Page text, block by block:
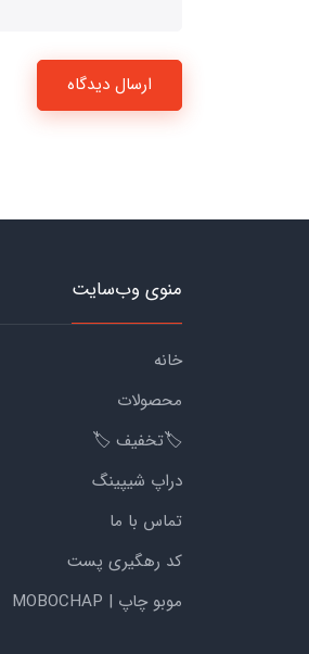
ارسال دیدگاه
منوی وب‌سایت
خانه
محصولات
🏷️تخفیف 🏷️
دراپ شیپینگ
تماس با ما
کد رهگیری پست
موبو چاپ | MOBOCHAP